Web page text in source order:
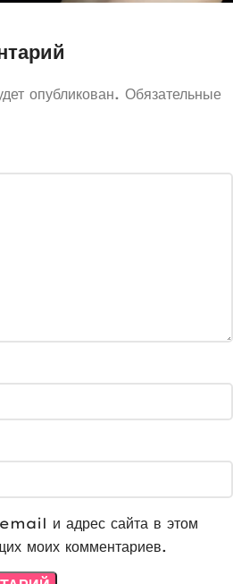
опубликован. Обязательные
и адрес сайта в этом
моих комментариев.